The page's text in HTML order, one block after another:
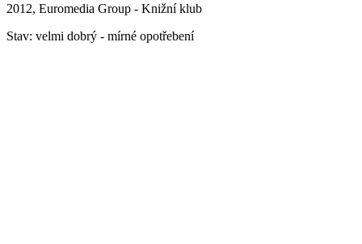
2012, Euromedia Group - Knižní klub
Stav: velmi dobrý - mírné opotřebení